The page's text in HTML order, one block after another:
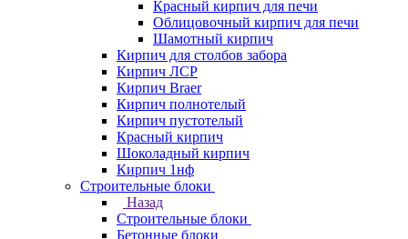
Красный кирпич для печи
Облицовочный кирпич для печи
Шамотный кирпич
Кирпич для столбов забора
Кирпич ЛСР
Кирпич Braer
Кирпич полнотелый
Кирпич пустотелый
Красный кирпич
Шоколадный кирпич
Кирпич 1нф
Строительные блоки
Назад
Строительные блоки
Бетонные блоки